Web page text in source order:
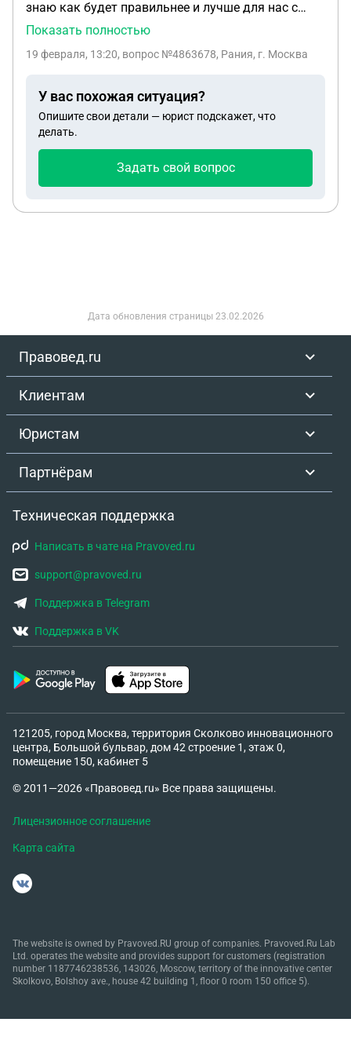
какого-либо заявления от этой супруги, без явки к
нотариусу, только при наличии отказа дочери от
наследства?
знаю как будет правильнее и лучше для нас с
детьми.у нас с ним есть общие дети дочка 7 лет и
планирую выйти осенью этого года. Мы пока
ипотеке где собственником я тоже являюсь. С
чего все начать ?
Показать полностью
19 февраля, 13:20, вопрос №4863678, Рания, г. Москва
У вас похожая ситуация?
Опишите свои детали — юрист подскажет, что
делать.
Задать свой вопрос
Дата обновления страницы 23.02.2026
Правовед.ru
Клиентам
Юристам
Партнёрам
Техническая поддержка
Написать в чате на Pravoved.ru
support@pravoved.ru
Поддержка в Telegram
Поддержка в VK
121205, город Москва, территория Сколково инновационного
центра, Большой бульвар, дом 42 строение 1, этаж 0,
помещение 150, кабинет 5
© 2011—2026 «Правовед.ru» Все права защищены.
Лицензионное соглашение
Карта сайта
The website is owned by Pravoved.RU group of companies. Pravoved.Ru Lab
Ltd. operates the website and provides support for customers (registration
number 1187746238536, 143026, Moscow, territory of the innovative center
Skolkovo, Bolshoy ave., house 42 building 1, floor 0 room 150 office 5).